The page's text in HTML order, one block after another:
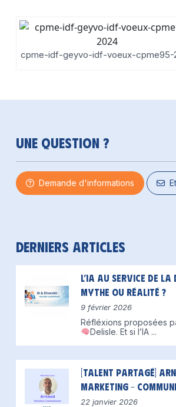
cpme-idf-geyvo-idf-voeux-cpme95-
Une question ?
Demande d'informations
Derniers articles
L’IA au service de
mythe ou réalité ?
9 février 2026
Réfléxions proposées
Delisle. Et si l’IA ...
[Talent partagé]
Marketing –
22 janvier 2026